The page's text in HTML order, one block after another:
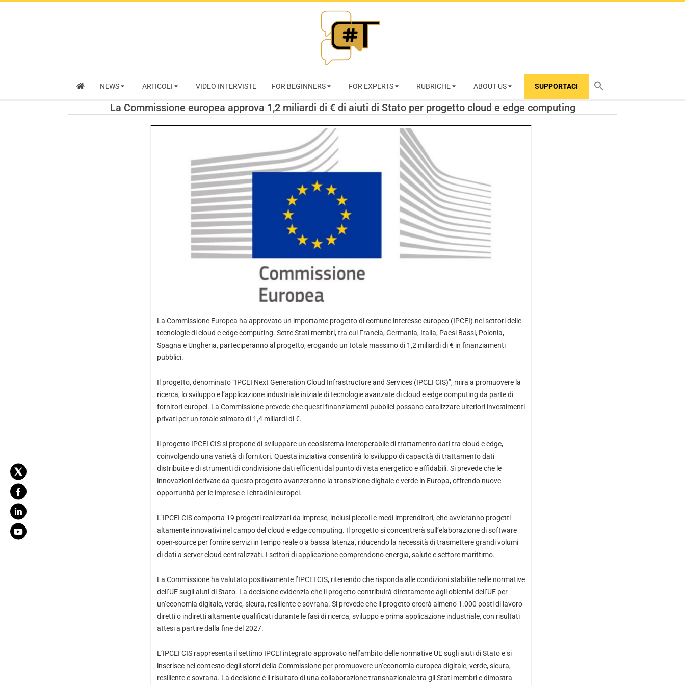
RIVISTA
CYBERSECURITY
TRENDS
NEWS ARTICOLI VIDEO INTERVISTE FOR BEGINNERS FOR EXPERTS RUBRICHE ABOUT US SUPPORTACI
La Commissione europea approva 1,2 miliardi di € di aiuti di Stato per progetto cloud e edge computing
La Commissione Europea ha approvato un importante progetto di comune interesse europeo (IPCEI) nei settori delle
tecnologie di cloud e edge computing. Sette Stati membri, tra cui Francia, Germania, Italia, Paesi Bassi, Polonia,
Spagna e Ungheria, parteciperanno al progetto, erogando un totale massimo di 1,2 miliardi di € in finanziamenti
pubblici.
Il progetto, denominato “IPCEI Next Generation Cloud Infrastructure and Services (IPCEI CIS)”, mira a promuovere la
ricerca, lo sviluppo e l’applicazione industriale iniziale di tecnologie avanzate di cloud e edge computing da parte di
fornitori europei. La Commissione prevede che questi finanziamenti pubblici possano catalizzare ulteriori investimenti
privati per un totale stimato di 1,4 miliardi di €.
Il progetto IPCEI CIS si propone di sviluppare un ecosistema interoperabile di trattamento dati tra cloud e edge,
coinvolgendo una varietà di fornitori. Questa iniziativa consentirà lo sviluppo di capacità di trattamento dati
distribuite e di strumenti di condivisione dati efficienti dal punto di vista energetico e affidabili. Si prevede che le
innovazioni derivate da questo progetto avanzeranno la transizione digitale e verde in Europa, offrendo nuove
opportunità per le imprese e i cittadini europei.
L’IPCEI CIS comporta 19 progetti realizzati da imprese, inclusi piccoli e medi imprenditori, che avvieranno progetti
altamente innovativi nel campo del cloud e edge computing. Il progetto si concentrerà sull’elaborazione di software
open-source per fornire servizi in tempo reale o a bassa latenza, riducendo la necessità di trasmettere grandi volumi
di dati a server cloud centralizzati. I settori di applicazione comprendono energia, salute e settore marittimo.
La Commissione ha valutato positivamente l’IPCEI CIS, ritenendo che risponda alle condizioni stabilite nelle normative
dell’UE sugli aiuti di Stato. La decisione evidenzia che il progetto contribuirà direttamente agli obiettivi dell’UE per
un’economia digitale, verde, sicura, resiliente e sovrana. Si prevede che il progetto creerà almeno 1.000 posti di lavoro
diretti o indiretti altamente qualificati durante le fasi di ricerca, sviluppo e prima applicazione industriale, con risultati
attesi a partire dalla fine del 2027.
L’IPCEI CIS rappresenta il settimo IPCEI integrato approvato nell’ambito delle normative UE sugli aiuti di Stato e si
inserisce nel contesto degli sforzi della Commissione per promuovere un’economia europea digitale, verde, sicura,
resiliente e sovrana. La decisione è il risultato di una collaborazione transnazionale tra gli Stati membri e dimostra